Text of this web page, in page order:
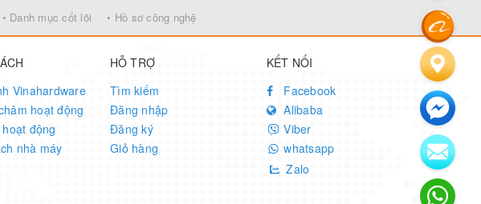
• Danh mục cốt lõi • Hồ sơ công nghệ
Vinahardware
hoạt động
động
nhà máy
HỖ TRỢ
Tìm kiếm
Đăng nhập
Đăng ký
Giỏ hàng
KẾT NỐI
Facebook
Alibaba
Viber
whatsapp
Zalo